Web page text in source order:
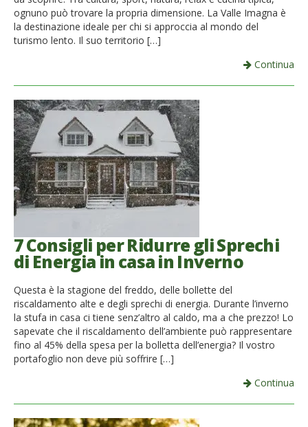
ognuno può trovare la propria dimensione. La Valle Imagna è
la destinazione ideale per chi si approccia al mondo del
turismo lento. Il suo territorio […]
Continua
7 Consigli per Ridurre gli Sprechi
di Energia in casa in Inverno
Questa è la stagione del freddo, delle bollette del
riscaldamento alte e degli sprechi di energia. Durante l’inverno
la stufa in casa ci tiene senz’altro al caldo, ma a che prezzo! Lo
sapevate che il riscaldamento dell’ambiente può rappresentare
fino al 45% della spesa per la bolletta dell’energia? Il vostro
portafoglio non deve più soffrire […]
Continua